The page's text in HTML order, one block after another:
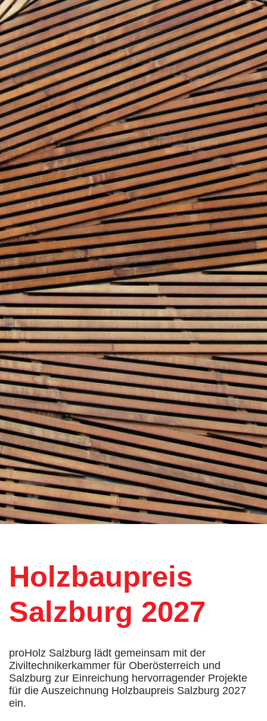
Holzbaupreis
Salzburg 2027
proHolz Salzburg lädt gemeinsam mit der
Ziviltechnikerkammer für Oberösterreich und
Salzburg zur Einreichung hervorragender Projekte
für die Auszeichnung Holzbaupreis Salzburg 2027
ein.